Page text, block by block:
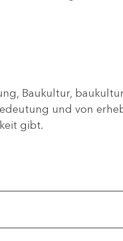
Baukultur,
und von
gibt.